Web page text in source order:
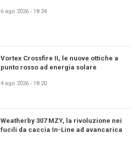
6 ago 2026 - 18:34
Vortex Crossfire II, le nuove ottiche a
punto rosso ad energia solare
4 ago 2026 - 18:20
Weatherby 307 MZY, la rivoluzione nei
fucili da caccia In-Line ad avancarica